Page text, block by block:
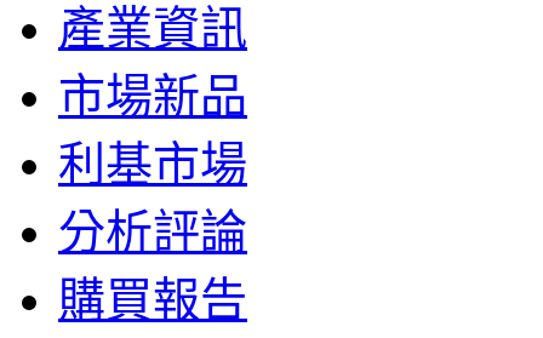
產業資訊
市場新品
利基市場
分析評論
購買報告